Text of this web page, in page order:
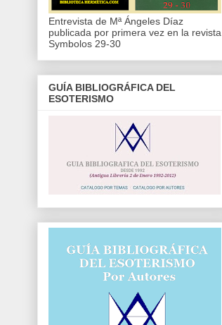
Entrevista de Mª Ángeles Díaz
publicada por primera vez en la revista
Symbolos 29-30
GUÍA BIBLIOGRÁFICA DEL
ESOTERISMO